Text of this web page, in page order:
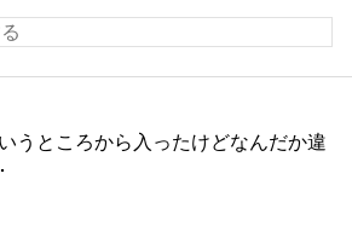
うところから入ったけどなんだか違